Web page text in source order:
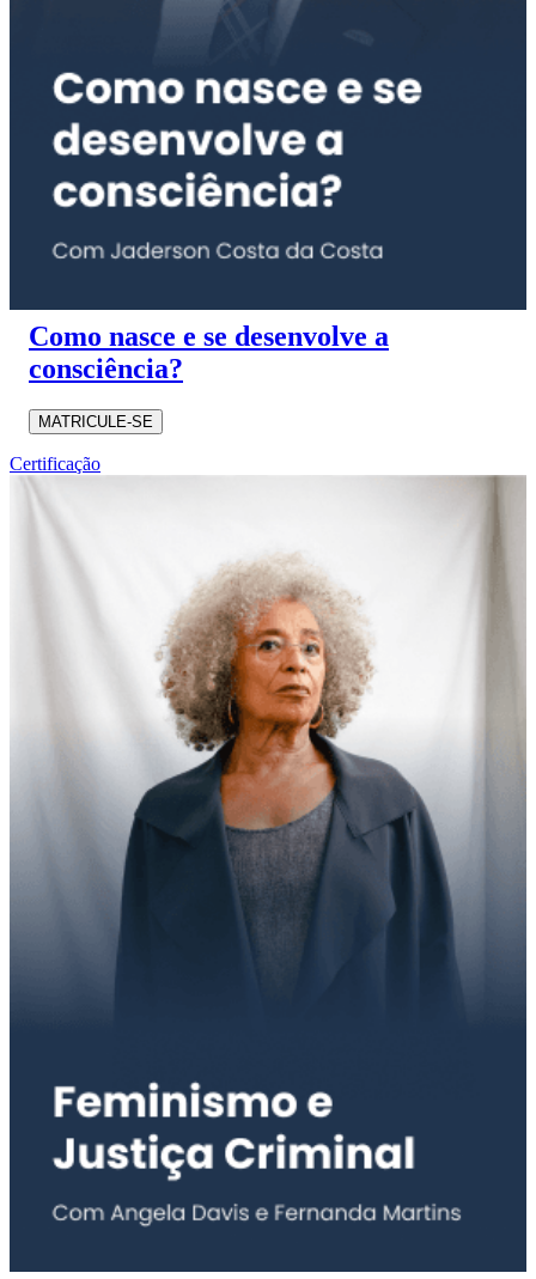
Como nasce e se desenvolve a
consciência?
MATRICULE-SE
Certificação